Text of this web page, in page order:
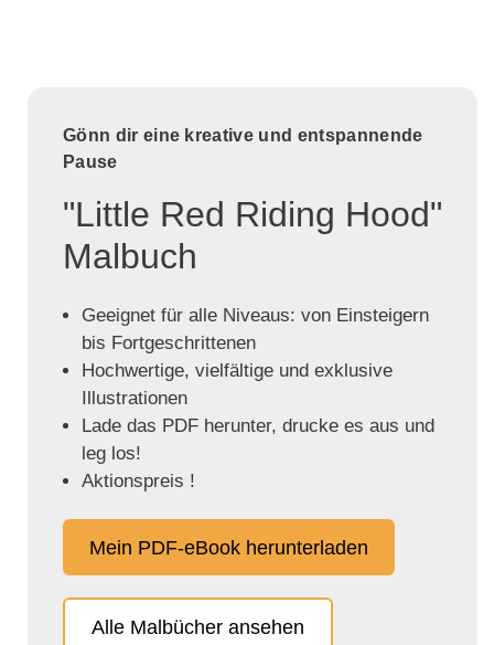
Gönn dir eine kreative und entspannende
Pause
"Little Red Riding Hood"
Malbuch
Geeignet für alle Niveaus: von Einsteigern
bis Fortgeschrittenen
Hochwertige, vielfältige und exklusive
Illustrationen
Lade das PDF herunter, drucke es aus und
leg los!
Aktionspreis !
Mein PDF-eBook herunterladen
Alle Malbücher ansehen